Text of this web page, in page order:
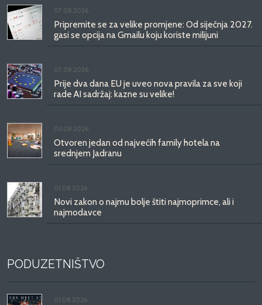
07.08.2026.
Pripremite se za velike promjene: Od siječnja 2027.
gasi se opcija na Gmailu koju koriste milijuni
07.08.2026.
Prije dva dana EU je uveo nova pravila za sve koji
rade AI sadržaj: kazne su velike!
03.08.2026.
Otvoren jedan od najvećih family hotela na
srednjem Jadranu
01.08.2026.
Novi zakon o najmu bolje štiti najmoprimce, ali i
najmodavce
PODUZETNIŠTVO
01.08.2026.